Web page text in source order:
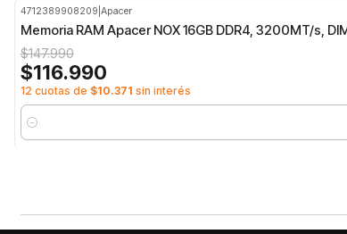
4712389908209 Apacer
Memoria RAM Apacer NOX 16GB DDR4, 3200MT/s,
$147.990
$116.990
12 cuotas de $10.371 sin interés
Cantidad